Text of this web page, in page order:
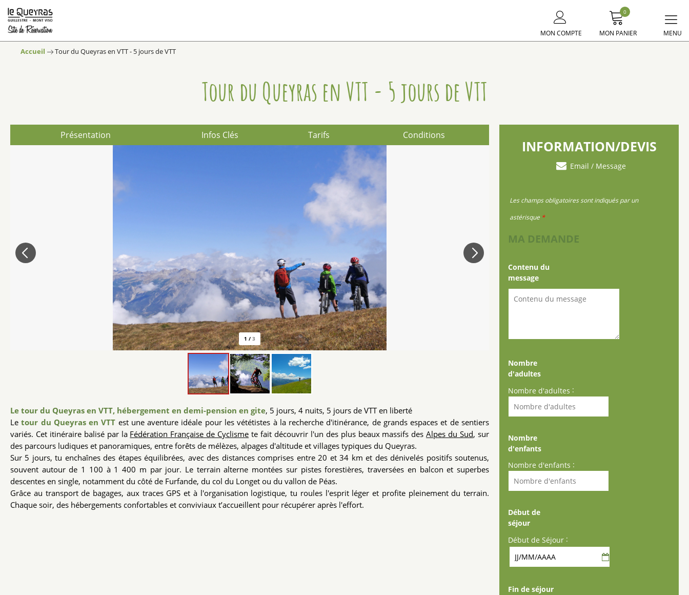
MON COMPTE MON PANIER
0
principal
Accueil Tour du Queyras en VTT - 5 jours de VTT
Tour du Queyras en VTT - 5 jours de VTT
Présentation Infos Clés Tarifs Conditions
1 / 3
Le tour du Queyras en VTT, hébergement en demi-pension en gite, 5 jours, 4 nuits, 5 jours de VTT en liberté
Letour du Queyras en VTT est une aventure idéale pour les vététistes à la recherche d'itinérance, de grands espaces et de sentiers
variés. Cet itinéraire balisé par la Fédération Française de Cyclisme te fait découvrir l'un des plus beaux massifs desAlpes du Sud, sur
des parcours ludiques et panoramiques, entre forêts de mélèzes, alpages d'altitude et villages typiques du Queyras.
Sur 5 jours, tu enchaînes des étapes équilibrées, avec des distances comprises entre 20 et 34 km et des dénivelés positifs soutenus,
souvent autour de 1 100 à 1 400 m par jour. Le terrain alterne montées sur pistes forestières, traversées en balcon et superbes
descentes en single, notamment du côté de Furfande, du col du Longet ou du vallon de Péas.
Grâce au transport de bagages, aux traces GPS et à l'organisation logistique, tu roules l'esprit léger et profite pleinement du terrain.
Chaque soir, des hébergements confortables et conviviaux t’accueillent pour récupérer après l'effort.
INFORMATION/DEVIS
Email / Message
Les champs obligatoires sont indiqués par un
astérisque *
MA DEMANDE
Contenu du
message
Nombre
d'adultes
Nombre d'adultes :
Nombre
d'enfants
Nombre d'enfants :
Début de
séjour
Début de Séjour :
Fin de séjour